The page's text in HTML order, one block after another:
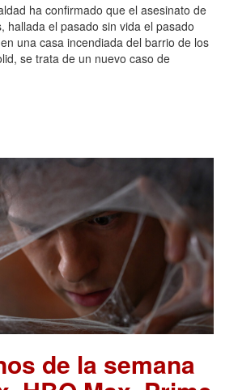
ha confirmado que el asesinato de
hallada el pasado sin vida el pasado
una casa incendiada del barrio de los
se trata de un nuevo caso de
de la semana